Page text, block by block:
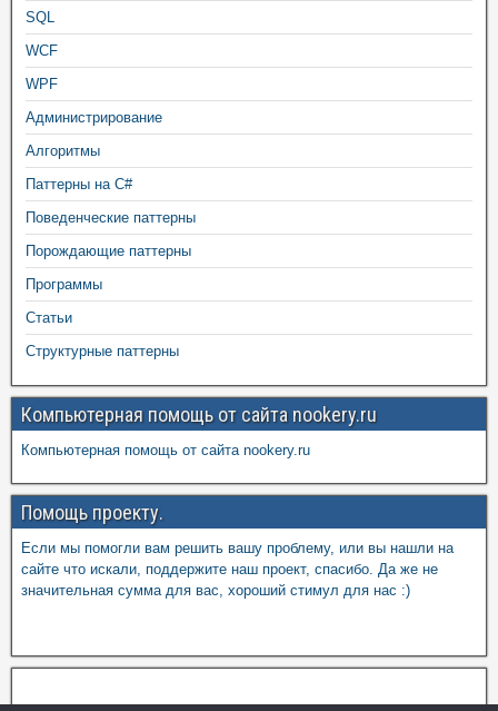
SQL
WCF
WPF
Администрирование
Алгоритмы
Паттерны на C#
Поведенческие паттерны
Порождающие паттерны
Программы
Статьи
Структурные паттерны
Компьютерная помощь от сайта nookery.ru
Компьютерная помощь от сайта nookery.ru
Помощь проекту.
Если мы помогли вам решить вашу проблему, или вы нашли на
сайте что искали, поддержите наш проект, спасибо. Да же не
значительная сумма для вас, хороший стимул для нас :)